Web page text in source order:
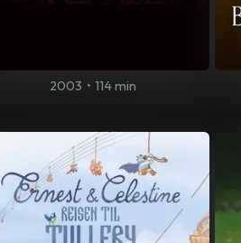
2003 • 114 min